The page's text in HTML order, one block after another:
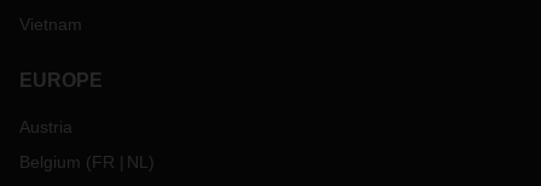
Vietnam
EUROPE
Austria
Belgium (FR NL )